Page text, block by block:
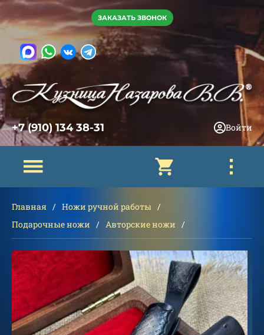
ЗАКАЗАТЬ ЗВОНОК
+7 (910) 134 38-31 Войти
Главная
Ножи ручной работы
Подарочные ножи
Авторские ножи